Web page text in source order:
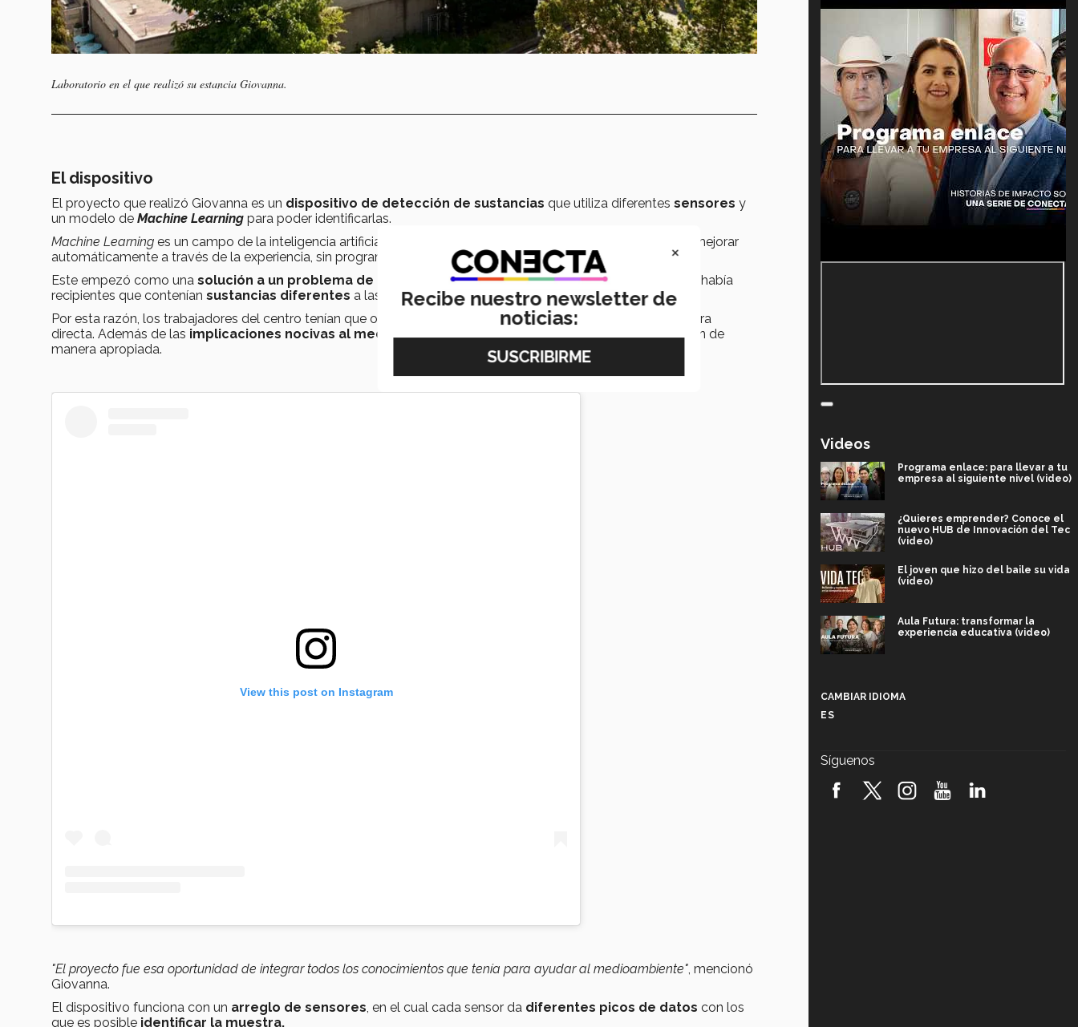
Laboratorio en el que realizó su estancia Giovanna.
El dispositivo
El proyecto que realizó Giovanna es un dispositivo de detección de sustancias que utiliza diferentes sensores y
un modelo de Machine Learning para poder identificarlas.
Machine Learning es un campo de la inteligencia artificial que permite a los sistemas informáticos aprender y mejorar
automáticamente a través de la experiencia, sin programación explícita.
Este empezó como una solución a un problema de un centro de reciclajeen la ciudad de Victoria, pues había
recipientes que contenían sustancias diferentes a las indicadas en el envase.
Por esta razón, los trabajadores del centro tenían que oler los recipientes, lo queafectaba su salud
de manera
directa. Además de las implicaciones nocivas al medio ambienteque tiene si los recipientes no se reciclan de
manera apropiada.
View this post on Instagram
"El proyecto fue esa oportunidad de integrar todos los conocimientos que tenía para ayudar al medioambiente", mencionó
Giovanna.
El dispositivo funciona con un arreglo de sensores, en el cual cada sensor da diferentes picos de datos con los
que es posible identificar la muestra.
Videos
Programa enlace: para llevar a tu
empresa al siguiente nivel (video)
¿Quieres emprender? Conoce el
nuevo HUB de Innovación del Tec
(video)
El joven que hizo del baile su vida
(video)
Aula Futura: transformar la
experiencia educativa (video)
robótica FIRST 2026! (video)
CAMBIAR IDIOMA
ES
Síguenos
×
Recibe nuestro newsletter de
noticias: